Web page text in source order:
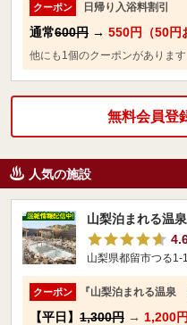
クーポン 日帰り入浴料割引
通常600円 → 550円（50円
他にも1個のクーポンがあります
無料会員登
人気の施設
山梨泊まれる温
山梨県都留市つる1-
クーポン 『山梨泊まれる温泉
【平日】 1,300円 → 1,200円